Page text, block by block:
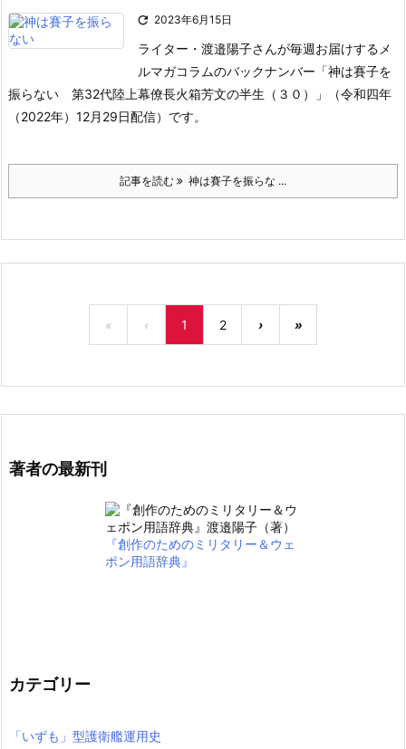
 2023年6月15日
ライター・渡邉陽子さんが毎週お届けするメ
ルマガコラムのバックナンバー「神は賽子を
振らない 第32代陸上幕僚長火箱芳文の半生（３０）」（令和四年
（2022年）12月29日配信）です。
記事を読む 神は賽子を振らな ...
« ‹ 1 2 › »
著者の最新刊
『創作のためのミリタリー＆ウェ
ポン用語辞典』
カテゴリー
「いずも」型護衛艦運用史